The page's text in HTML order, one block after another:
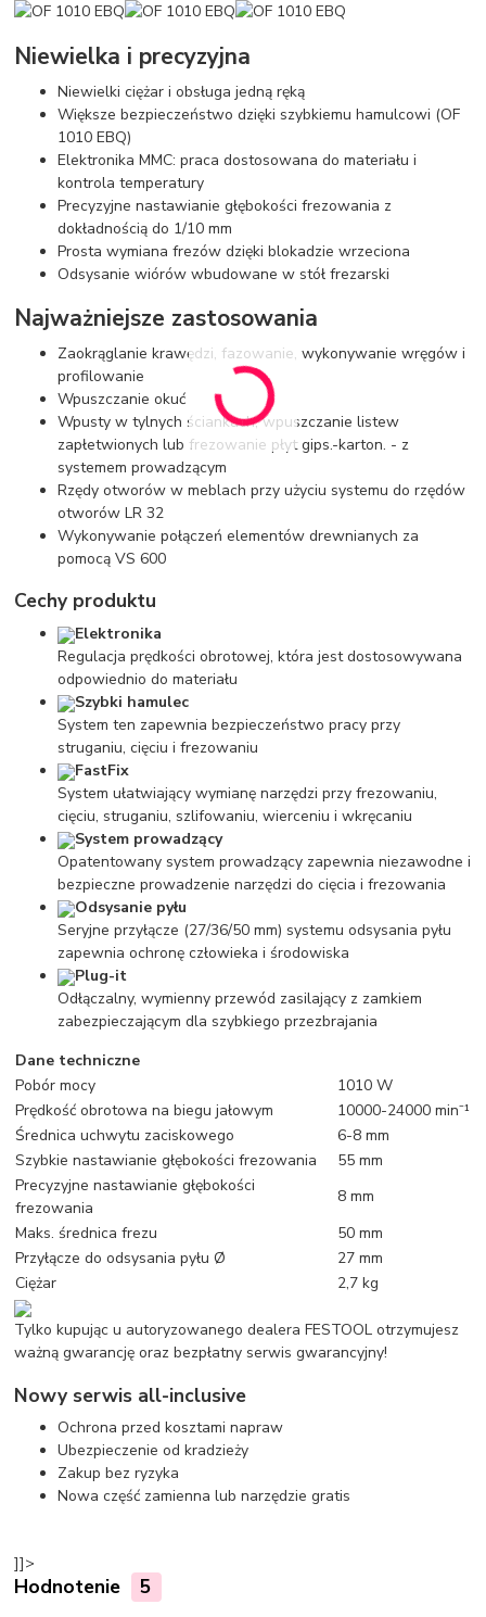
Niewielka i precyzyjna
Niewielki ciężar i obsługa jedną ręką
Większe bezpieczeństwo dzięki szybkiemu hamulcowi (OF
1010 EBQ)
Elektronika MMC: praca dostosowana do materiału i
kontrola temperatury
Precyzyjne nastawianie głębokości frezowania z
dokładnością do 1/10 mm
Prosta wymiana frezów dzięki blokadzie wrzeciona
Odsysanie wiórów wbudowane w stół frezarski
Najważniejsze zastosowania
Zaokrąglanie krawędzi, fazowanie, wykonywanie wręgów i
profilowanie
Wpuszczanie okuć
Wpusty w tylnych ściankach, wpuszczanie listew
zapłetwionych lub frezowanie płyt gips.-karton. - z
systemem prowadzącym
Rzędy otworów w meblach przy użyciu systemu do rzędów
otworów LR 32
Wykonywanie połączeń elementów drewnianych za
pomocą VS 600
Cechy produktu
Elektronika
Regulacja prędkości obrotowej, która jest dostosowywana
odpowiednio do materiału
Szybki hamulec
System ten zapewnia bezpieczeństwo pracy przy
struganiu, cięciu i frezowaniu
FastFix
System ułatwiający wymianę narzędzi przy frezowaniu,
cięciu, struganiu, szlifowaniu, wierceniu i wkręcaniu
System prowadzący
Opatentowany system prowadzący zapewnia niezawodne i
bezpieczne prowadzenie narzędzi do cięcia i frezowania
Odsysanie pyłu
Seryjne przyłącze (27/36/50 mm) systemu odsysania pyłu
zapewnia ochronę człowieka i środowiska
Plug-it
Odłączalny, wymienny przewód zasilający z zamkiem
zabezpieczającym dla szybkiego przezbrajania
Dane techniczne
Pobór mocy
1010 W
Prędkość obrotowa na biegu jałowym
10000-24000 min⁻¹
Średnica uchwytu zaciskowego
6-8 mm
Szybkie nastawianie głębokości frezowania
55 mm
Precyzyjne nastawianie głębokości
frezowania
8 mm
Maks. średnica frezu
50 mm
Przyłącze do odsysania pyłu Ø
27 mm
Ciężar
2,7 kg
Tylko kupując u autoryzowanego dealera FESTOOL otrzymujesz
ważną gwarancję oraz bezpłatny serwis gwarancyjny!
Nowy serwis all-inclusive
Ochrona przed kosztami napraw
Ubezpieczenie od kradzieży
Zakup bez ryzyka
Nowa część zamienna lub narzędzie gratis
]]>
Hodnotenie 5